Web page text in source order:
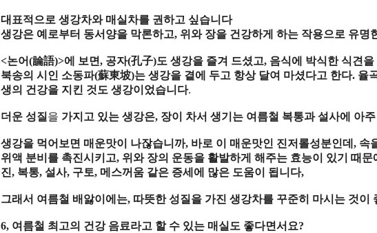
대표적으로 생강차와 매실차를 권하고 싶습니다
생강은 예로부터 동서양을 막론하고, 위와 장을 건강하게 하는 작용으로 유명
<논어(論語)>에 보면, 공자(孔子)도 생강을 즐겨 드셨고, 음식에 박식한 식견을
북송의 시인 소동파(蘇東坡)는 생강을 곁에 두고 항상 달여 마셨다고 한다. 율
생의 건강을 지킨 것도 생강이었습니다.
더운 성질 을 가지고 있는 생강은, 장이 차서 생기는 여름철 복통과 설사에 아
생강을 먹어보면 매운맛이 나잖습니까, 바로 이 매운맛인 진저롤성분인데 , 속
위액 분비를 촉진시키고, 위와 장의 운동을 활발하게 해주는 효능이 있기 때문
진, 복통, 설사, 구토, 메스꺼움 같은 증세에 많은 도움이 됩니다,
그래서 여름철 배앓이에는, 따뜻한 성질을 가진 생강차를 꾸준히 마시는 것이
6, 여름철 최고의 건강 음료라고 할 수 있는 매실도 좋다면서요?